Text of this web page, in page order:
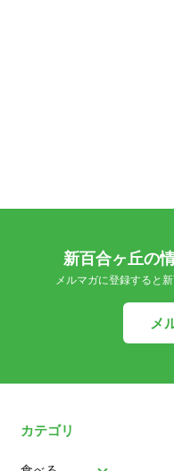
新百合ヶ丘の
メルマガに登録すると
メ
カテゴリ